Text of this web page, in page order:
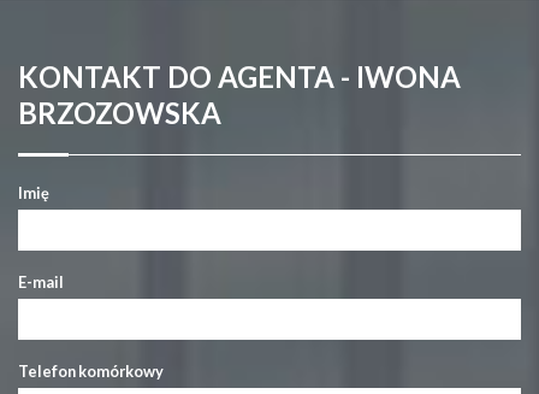
KONTAKT DO AGENTA - IWONA
BRZOZOWSKA
Imię
E-mail
Telefon komórkowy